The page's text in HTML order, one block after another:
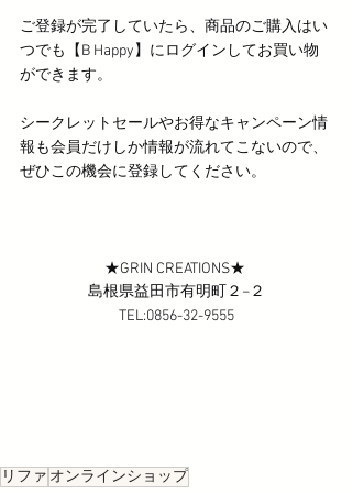
ご登録が完了していたら、商品のご購入はい
つでも【B Happy】にログインしてお買い物
ができます。
シークレットセールやお得なキャンペーン情
報も会員だけしか情報が流れてこないので、
ぜひこの機会に登録してください。
★GRIN CREATIONS★
島根県益田市有明町２−２
TEL:0856-32-9555
リファ オンラインショップ